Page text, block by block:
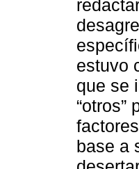
estuvo
que se
base a